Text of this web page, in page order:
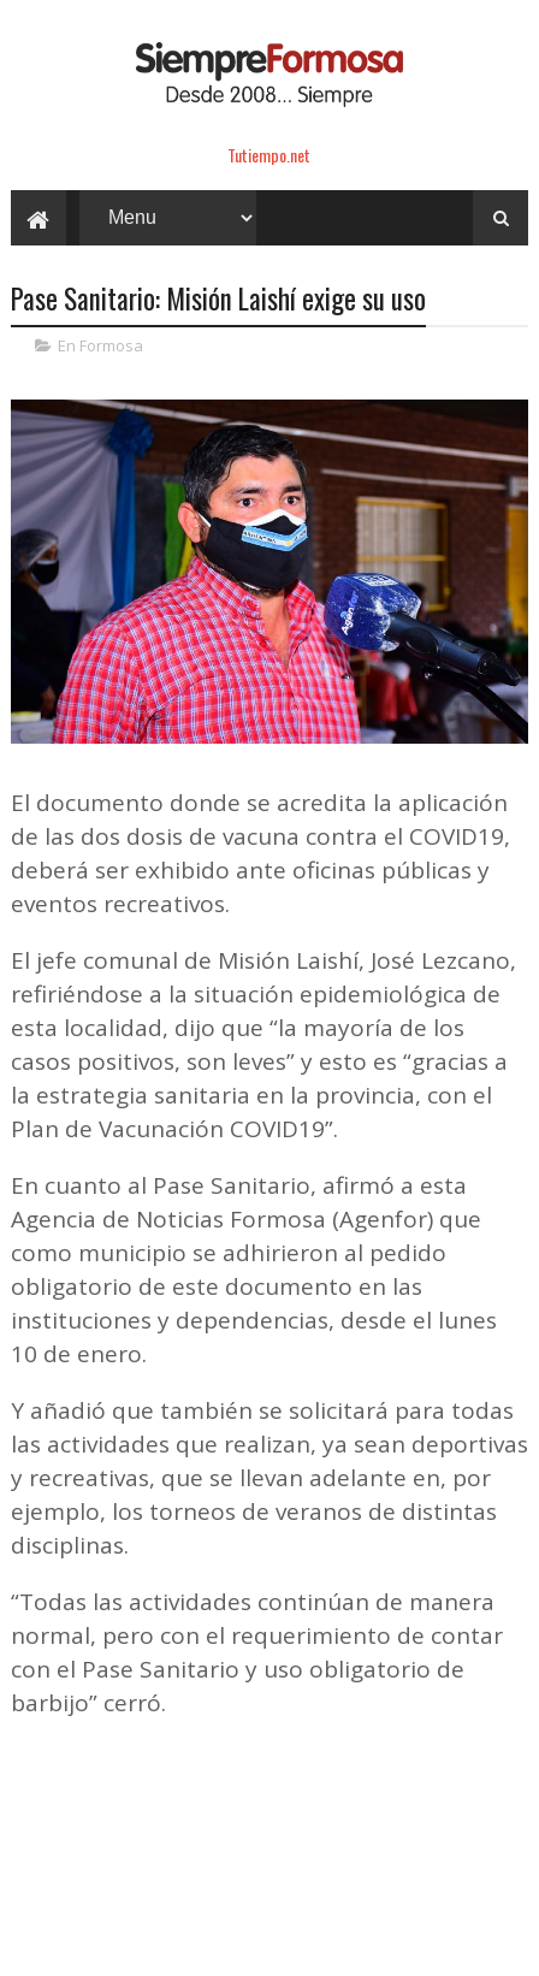
Tutiempo.net
Pase Sanitario: Misión Laishí exige su uso
En Formosa
El documento donde se acredita la aplicación
de las dos dosis de vacuna contra el COVID19,
deberá ser exhibido ante oficinas públicas y
eventos recreativos.
El jefe comunal de Misión Laishí, José Lezcano,
refiriéndose a la situación epidemiológica de
esta localidad, dijo que “la mayoría de los
casos positivos, son leves” y esto es “gracias a
la estrategia sanitaria en la provincia, con el
Plan de Vacunación COVID19”.
En cuanto al Pase Sanitario, afirmó a esta
Agencia de Noticias Formosa (Agenfor) que
como municipio se adhirieron al pedido
obligatorio de este documento en las
instituciones y dependencias, desde el lunes
10 de enero.
Y añadió que también se solicitará para todas
las actividades que realizan, ya sean deportivas
y recreativas, que se llevan adelante en, por
ejemplo, los torneos de veranos de distintas
disciplinas.
“Todas las actividades continúan de manera
normal, pero con el requerimiento de contar
con el Pase Sanitario y uso obligatorio de
barbijo” cerró.